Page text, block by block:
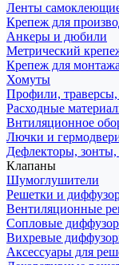
Ленты
Крепеж для
Анкеры и дюбили
Метрический
Крепеж для
Хомуты
Профили,
Расходные
Внтиляционное
Лючки и
Дефлекторы, зонты,
Клапаны
Шумоглушители
Решетки и
Вентиляционные
Сопловые
Вихревые
Аксессуары для